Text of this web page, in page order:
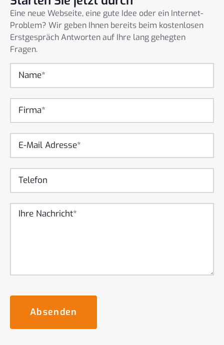
Eine neue Webseite, eine gute Idee oder ein Internet-
Problem? Wir geben Ihnen bereits beim kostenlosen
Erstgespräch Antworten auf Ihre lang gehegten
Fragen.
Absenden